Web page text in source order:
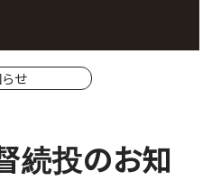
）
せ
続投のお知